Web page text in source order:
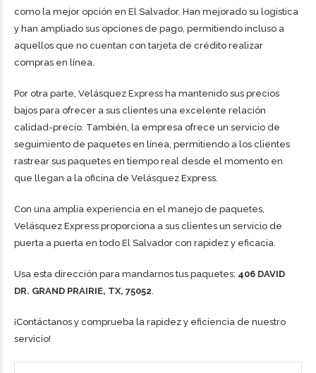
como la mejor opción en El Salvador. Han mejorado su logística
y han ampliado sus opciones de pago, permitiendo incluso a
aquellos que no cuentan con tarjeta de crédito realizar
compras en línea.
Por otra parte, Velásquez Express ha mantenido sus precios
bajos para ofrecer a sus clientes una excelente relación
calidad-precio. También, la empresa ofrece un servicio de
seguimiento de paquetes en línea, permitiendo a los clientes
rastrear sus paquetes en tiempo real desde el momento en
que llegan a la oficina de Velásquez Express.
Con una amplia experiencia en el manejo de paquetes,
Velásquez Express proporciona a sus clientes un servicio de
puerta a puerta en todo El Salvador con rapidez y eficacia.
Usa esta dirección para mandarnos tus paquetes: 406 DAVID
DR. GRAND PRAIRIE, TX, 75052.
¡Contáctanos y comprueba la rapidez y eficiencia de nuestro
servicio!